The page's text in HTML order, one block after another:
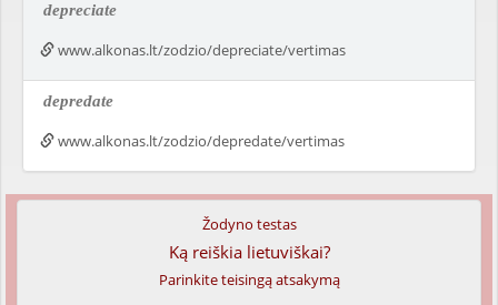
depreciate
www.alkonas.lt/zodzio/depreciate/vertimas
depredate
www.alkonas.lt/zodzio/depredate/vertimas
Žodyno testas
Ką reiškia lietuviškai?
Parinkite teisingą atsakymą